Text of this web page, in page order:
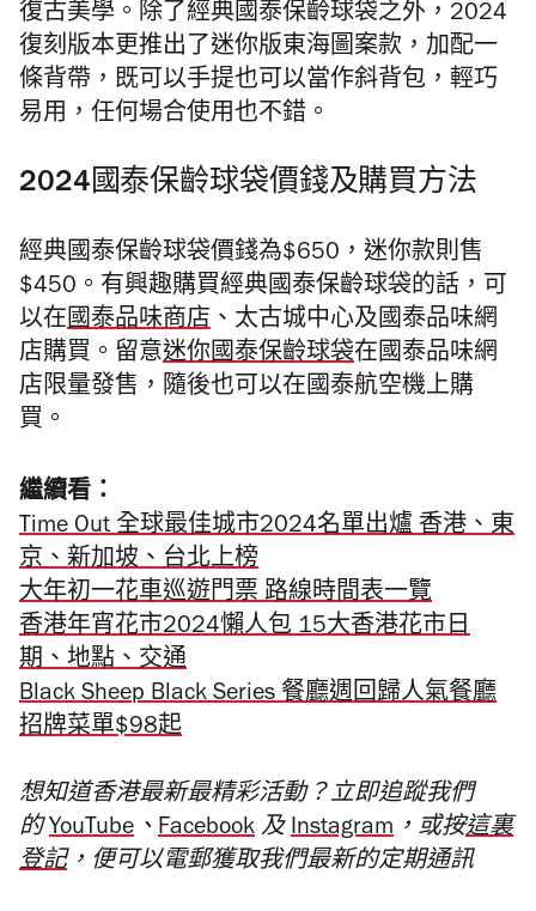
復古美學。除了經典國泰保齡球袋之外，2024
復刻版本更推出了迷你版東海圖案款，加配一
條背帶，既可以手提也可以當作斜背包，輕巧
易用，任何場合使用也不錯。
2024國泰保齡球袋價錢及購買方法
經典國泰保齡球袋價錢為$650，迷你款則售
$450。有興趣購買經典國泰保齡球袋的話，可
以在國泰品味商店 、太古城中心及國泰品味網
店購買。留意迷你國泰保齡球袋在國泰品味網
店限量發售，隨後也可以在國泰航空機上購
買。
繼續看：
Time Out 全球最佳城市2024名單出爐 香港、東
京、新加坡、台北上榜
大年初一花車巡遊門票 路線時間表一覽
香港年宵花市2024懶人包 15大香港花市日
期、地點、交通
Black Sheep Black Series 餐廳週回歸人氣餐廳
招牌菜單$98起
想知道香港最新最精彩活動？立即追蹤我們
的 YouTube 、 Facebook 及 Instagram ，或按這裏
登記，便可以電郵獲取我們最新的定期通訊